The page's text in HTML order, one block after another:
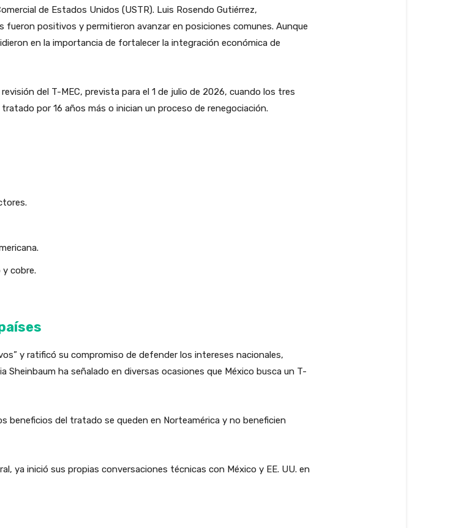
de Estados Unidos (USTR). Luis Rosendo Gutiérrez,
positivos y permitieron avanzar en posiciones comunes. Aunque
en la importancia de fortalecer la integración económica de
del T-MEC, prevista para el 1 de julio de 2026, cuando los tres
por 16 años más o inician un proceso de renegociación.
cobre.
y ratificó su compromiso de defender los intereses nacionales,
ha señalado en diversas ocasiones que México busca un T-
beneficios del tratado se queden en Norteamérica y no beneficien
ya inició sus propias conversaciones técnicas con México y EE. UU. en